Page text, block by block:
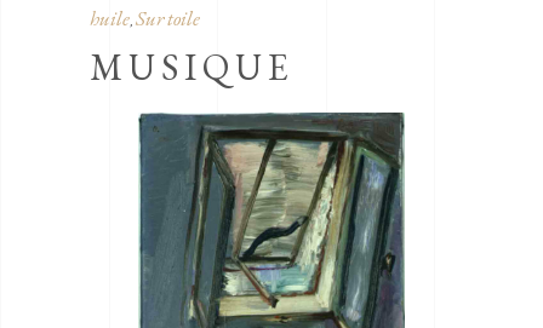
huile, Sur toile
MUSIQUE